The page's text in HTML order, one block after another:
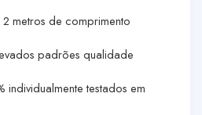
metros de comprimento
padrões qualidade
individualmente testados em